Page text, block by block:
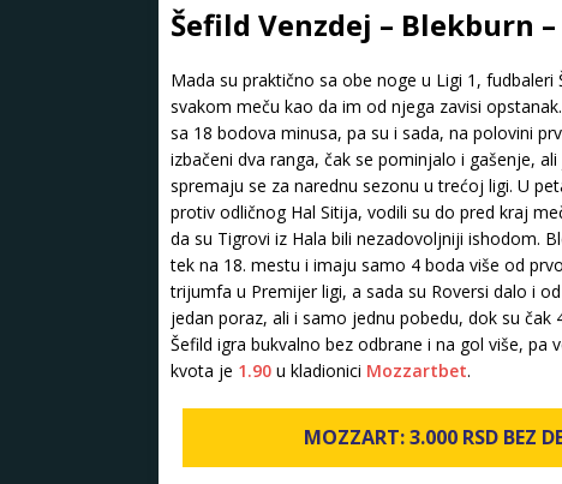
Šefild Venzdej – Blekburn
Mada su praktično sa obe noge u Ligi 1,
svakom meču kao da im od njega zavisi
sa 18 bodova minusa, pa su i sada, na polovini
izbačeni dva ranga, čak se pominjalo i gašenje,
spremaju se za narednu sezonu u trećoj ligi. U
protiv odličnog Hal Sitija, vodili su do pred kraj
da su Tigrovi iz Hala bili nezadovoljniji ishodom.
tek na 18. mestu i imaju samo 4 boda više od
trijumfa u Premijer ligi, a sada su Roversi dalo i
jedan poraz, ali i samo jednu pobedu, dok su čak
Šefild igra bukvalno bez odbrane i na gol više,
kvota je 1.90 u kladionici Mozzartbet.
MOZZART: 3.000 RSD BEZ